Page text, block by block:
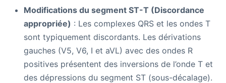
Modifications du segment ST-T (Discordance
appropriée) : Les complexes QRS et les ondes T
sont typiquement discordants. Les dérivations
gauches (V5, V6, I et aVL) avec des ondes R
positives présentent des inversions de l’onde T et
des dépressions du segment ST (sous-décalage).